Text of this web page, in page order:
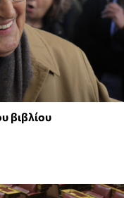
βιβλίου